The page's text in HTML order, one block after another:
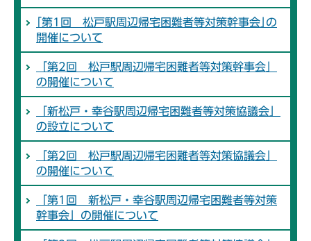
｢第1回 松戸駅周辺帰宅困難者等対策幹事会｣の
開催について
「第2回 松戸駅周辺帰宅困難者等対策幹事会」
の開催について
「新松戸・幸谷駅周辺帰宅困難者等対策協議会」
の設立について
「第2回 松戸駅周辺帰宅困難者等対策協議会」
の開催について
「第1回 新松戸・幸谷駅周辺帰宅困難者等対策
幹事会」の開催について